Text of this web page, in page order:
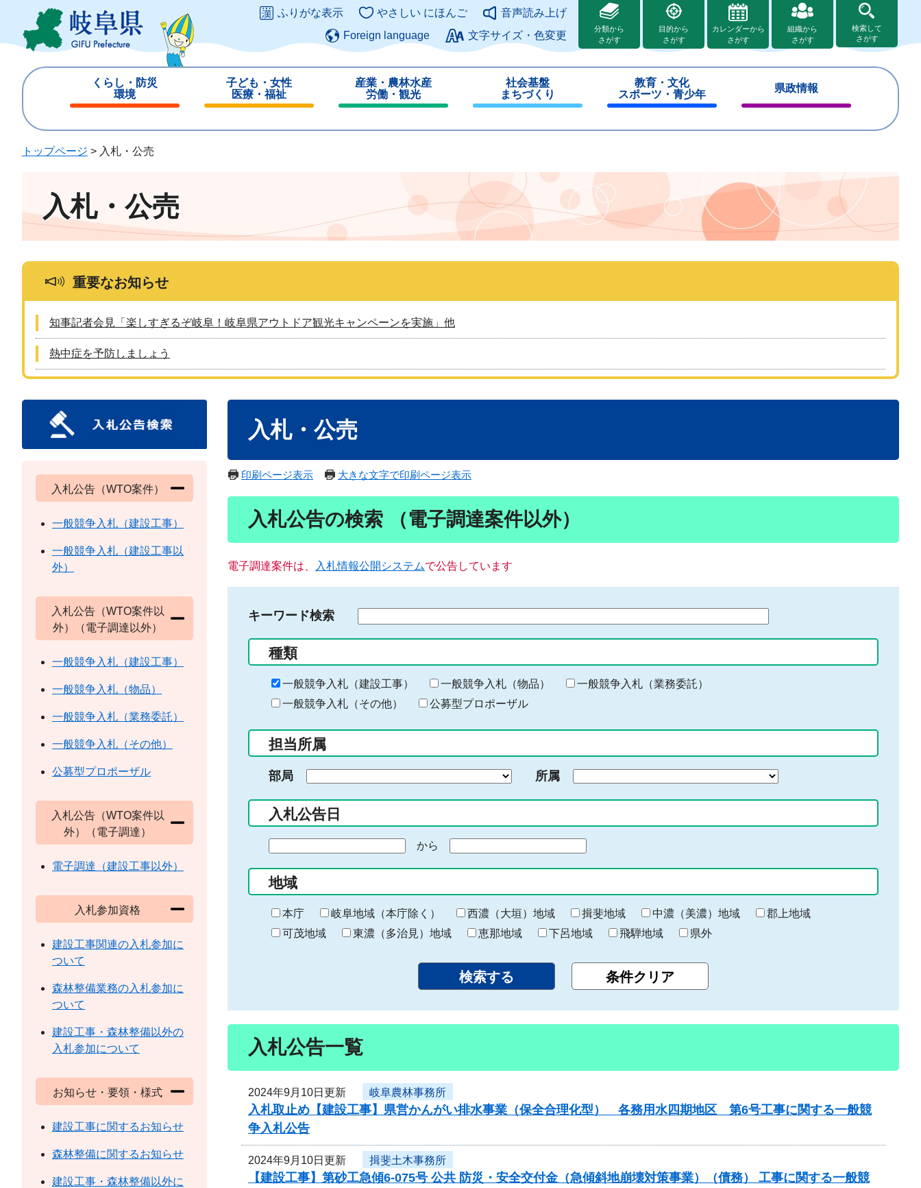
ジ
ュ
このページの本文へ
ふりがな表示 やさしい にほんご
音声読み上げ
Foreign language
文字サイズ・色変更
分類から
さがす
目的から
さがす
カレンダーから
さがす
組織から
さがす
検索して
さがす
くらし・防災
環境
じ
子ども・女性
医療・福祉
じ
産業・農林水産
労働・観光
じ
社会基盤
まちづくり
じ
教育・文化
スポーツ・青少年
じ
県政情報
じ
トップページ > 入札・公売
入札・公売
重要なお知らせ
知事記者会見「楽しすぎるぞ岐阜！岐阜県アウトドア観光キャンペーンを実施」他
熱中症を予防しましょう
入札・公売
印刷ページ表示 大きな文字で印刷ページ表示
入札公告の検索 （電子調達案件以外）
電子調達案件は、 入札情報公開システムで公告しています
キーワード検索
る
キ
ー
ー
入
力
種類
一般競争入札（建設工事） 一般競争入札（物品）
一般競争入札（業務委託）
一般競争入札（その他）
公募型プロポーザル
担当所属
部局 所属
入札公告日
の
始
ま
り
から
終
わ
り
地域
本庁 岐阜地域（本庁除く） 西濃（大垣）地域 揖斐地域 中濃（美濃）地域
郡上地域
可茂地域
東濃（多治見）地域 恵那地域 下呂地域 飛騨地域 県外
入札公告一覧
2024年9月10日更新 岐阜農林事務所
入札取止め【建設工事】県営かんがい排水事業（保全合理化型） 各務用水四期地区 第6号工事に関する一般競
争入札公告
2024年9月10日更新 揖斐土木事務所
【建設工事】第砂工急傾6-075号 公共 防災・安全交付金（急傾斜地崩壊対策事業）（債務） 工事に関する一般競
入札公告（WTO案件）
一般競争入札（建設工事）
一般競争入札（建設工事以
外）
入札公告（WTO案件以
外）（電子調達以外）
一般競争入札（建設工事）
一般競争入札（物品）
一般競争入札（業務委託）
一般競争入札（その他）
公募型プロポーザル
入札公告（WTO案件以
外）（電子調達）
電子調達（建設工事以外）
入札参加資格
建設工事関連の入札参加に
ついて
森林整備業務の入札参加に
ついて
建設工事・森林整備以外の
入札参加について
お知らせ・要領・様式
建設工事に関するお知らせ
森林整備に関するお知らせ
建設工事・森林整備以外に